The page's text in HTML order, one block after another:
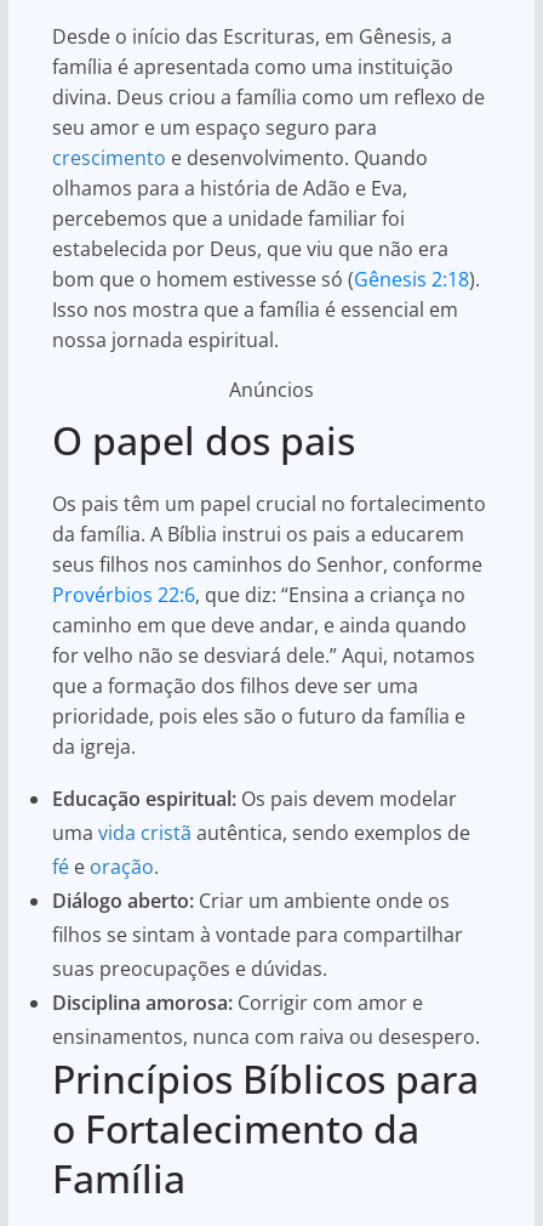
Desde o início das Escrituras, em Gênesis, a
família é apresentada como uma instituição
divina. Deus criou a família como um reflexo de
seu amor e um espaço seguro para
crescimento e desenvolvimento. Quando
olhamos para a história de Adão e Eva,
percebemos que a unidade familiar foi
estabelecida por Deus, que viu que não era
bom que o homem estivesse só (Gênesis 2:18).
Isso nos mostra que a família é essencial em
nossa jornada espiritual.
Anúncios
O papel dos pais
Os pais têm um papel crucial no fortalecimento
da família. A Bíblia instrui os pais a educarem
seus filhos nos caminhos do Senhor, conforme
Provérbios 22:6, que diz: “Ensina a criança no
caminho em que deve andar, e ainda quando
for velho não se desviará dele.” Aqui, notamos
que a formação dos filhos deve ser uma
prioridade, pois eles são o futuro da família e
da igreja.
Educação espiritual:Os pais devem modelar
uma vida cristã autêntica, sendo exemplos de
fée oração.
Diálogo aberto:Criar um ambiente onde os
filhos se sintam à vontade para compartilhar
suas preocupações e dúvidas.
Disciplina amorosa:Corrigir com amor e
ensinamentos, nunca com raiva ou desespero.
Princípios Bíblicos para
o Fortalecimento da
Família